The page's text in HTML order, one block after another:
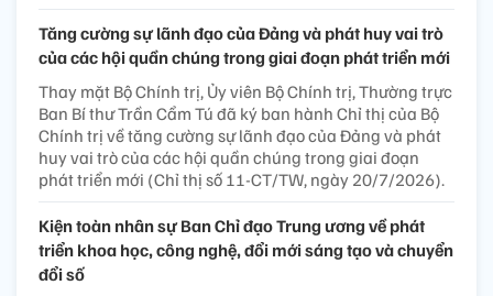
Tăng cường sự lãnh đạo của Đảng và phát huy vai trò
của các hội quần chúng trong giai đoạn phát triển mới
Thay mặt Bộ Chính trị, Ủy viên Bộ Chính trị, Thường trực
Ban Bí thư Trần Cẩm Tú đã ký ban hành Chỉ thị của Bộ
Chính trị về tăng cường sự lãnh đạo của Đảng và phát
huy vai trò của các hội quần chúng trong giai đoạn
phát triển mới (Chỉ thị số 11-CT/TW, ngày 20/7/2026).
Kiện toàn nhân sự Ban Chỉ đạo Trung ương về phát
triển khoa học, công nghệ, đổi mới sáng tạo và chuyển
đổi số